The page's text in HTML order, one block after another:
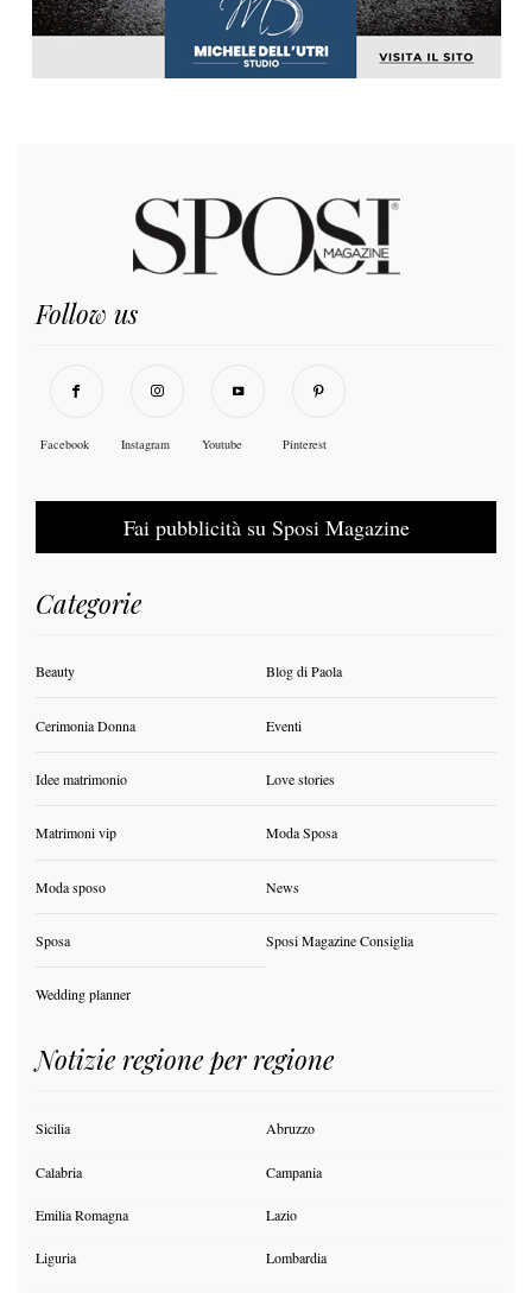
Follow us
Facebook Instagram Youtube Pinterest
Fai pubblicità su Sposi Magazine
Categorie
Beauty Blog di Paola
Cerimonia Donna Eventi
Idee matrimonio Love stories
Matrimoni vip Moda Sposa
Moda sposo News
Sposa Sposi Magazine Consiglia
Wedding planner
Notizie regione per regione
Sicilia Abruzzo
Calabria Campania
Emilia Romagna Lazio
Liguria Lombardia